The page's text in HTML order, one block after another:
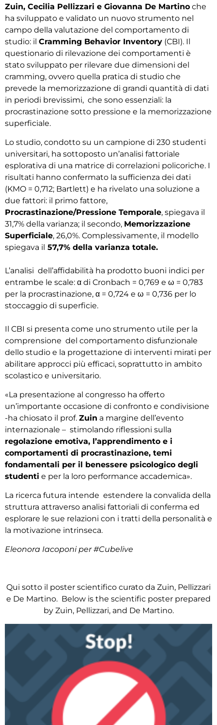
Zuin, Cecilia Pellizzari e Giovanna De Martino che
ha sviluppato e validato un nuovo strumento nel
campo della valutazione del comportamento di
studio: il Cramming Behavior Inventory (CBI). Il
questionario di rilevazione dei comportamenti è
stato sviluppato per rilevare due dimensioni del
cramming, ovvero quella pratica di studio che
prevede la memorizzazione di grandi quantità di dati
in periodi brevissimi, che sono essenziali: la
procrastinazione sotto pressione e la memorizzazione
superficiale.
Lo studio, condotto su un campione di 230 studenti
universitari, ha sottoposto un’analisi fattoriale
esplorativa di una matrice di correlazioni policoriche. I
risultati hanno confermato la sufficienza dei dati
(KMO = 0,712; Bartlett) e ha rivelato una soluzione a
due fattori: il primo fattore,
Procrastinazione/Pressione Temporale, spiegava il
31,7% della varianza; il secondo, Memorizzazione
Superficiale, 26,0%. Complessivamente, il modello
spiegava il 57,7% della varianza totale.
L’analisi dell’affidabilità ha prodotto buoni indici per
entrambe le scale: α di Cronbach = 0,769 e ω = 0,783
per la procrastinazione, α = 0,724 e ω = 0,736 per lo
stoccaggio di superficie.
Il CBI si presenta come uno strumento utile per la
comprensione del comportamento disfunzionale
dello studio e la progettazione di interventi mirati per
abilitare approcci più efficaci, soprattutto in ambito
scolastico e universitario.
«La presentazione al congresso ha offerto
un’importante occasione di confronto e condivisione
-ha chiosato il prof. Zuin a margine dell’evento
internazionale – stimolando riflessioni sulla
regolazione emotiva, l’apprendimento e i
comportamenti di procrastinazione, temi
fondamentali per il benessere psicologico degli
studenti e per la loro performance accademica».
La ricerca futura intende estendere la convalida della
struttura attraverso analisi fattoriali di conferma ed
esplorare le sue relazioni con i tratti della personalità e
la motivazione intrinseca.
Eleonora Iacoponi per #Cubelive
Qui sotto il poster scientifico curato da Zuin, Pellizzari
e De Martino. Below is the scientific poster prepared
by Zuin, Pellizzari, and De Martino.